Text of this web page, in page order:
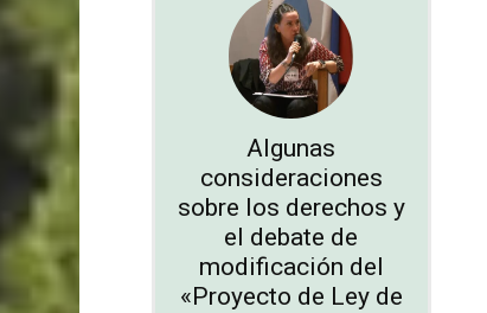
Algunas
consideraciones
sobre los derechos y
el debate de
modificación del
«Proyecto de Ley de